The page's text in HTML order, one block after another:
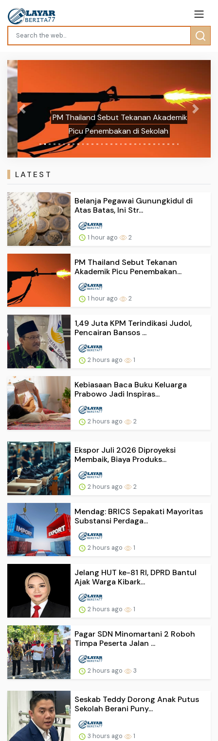
PM Thailand Sebut Tekanan Akademik
Picu Penembakan di Sekolah
Previous Next
LATEST
Belanja Pegawai Gunungkidul di
Atas Batas, Ini Str...
1 hour ago 2
PM Thailand Sebut Tekanan
Akademik Picu Penembakan...
1 hour ago 2
1,49 Juta KPM Terindikasi Judol,
Pencairan Bansos ...
2 hours ago 1
Kebiasaan Baca Buku Keluarga
Prabowo Jadi Inspiras...
2 hours ago 2
Ekspor Juli 2026 Diproyeksi
Membaik, Biaya Produks...
2 hours ago 2
Mendag: BRICS Sepakati Mayoritas
Substansi Perdaga...
2 hours ago 1
Jelang HUT ke-81 RI, DPRD Bantul
Ajak Warga Kibark...
2 hours ago 1
Pagar SDN Minomartani 2 Roboh
Timpa Peserta Jalan ...
2 hours ago 3
Seskab Teddy Dorong Anak Putus
Sekolah Berani Puny...
3 hours ago 1